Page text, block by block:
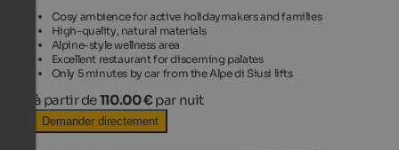
Cosy ambience for active holidaymakers and families
High-quality, natural materials
Alpine-style wellness area
Excellent restaurant for discerning palates
Only 5 minutes by car from the Alpe di Siusi lifts
à partir de110.00 € par nuit
Demander directement